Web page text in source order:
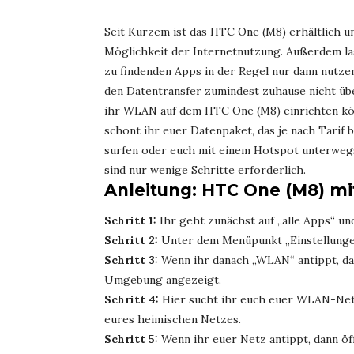
Seit Kurzem ist das HTC One (M8) erhältlich
Möglichkeit der Internetnutzung. Außerdem
zu findenden Apps in der Regel nur dann
den Datentransfer zumindest zuhause nicht
ihr WLAN auf dem HTC One (M8) einrichten
schont ihr euer Datenpaket, das je nach Tarif
surfen oder euch mit einem Hotspot
sind nur wenige Schritte erforderlich.
Anleitung: HTC One (M8)
Schritt 1: Ihr geht zunächst auf „alle Apps“
Schritt 2: Unter dem Menüpunkt
Schritt 3: Wenn ihr danach „WLAN“ antippt,
Umgebung angezeigt.
Schritt 4: Hier sucht ihr euch euer WLAN-
eures heimischen Netzes.
Schritt 5: Wenn ihr euer Netz antippt, dann